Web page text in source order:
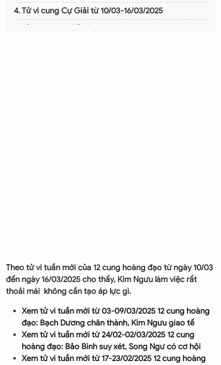
4. Tử vi cung Cự Giải từ 10/03-16/03/2025
Theo tử vi tuần mới của 12 cung hoàng đạo từ ngày 10/03
đến ngày 16/03/2025 cho thấy, Kim Ngưu làm việc rất
thoải mái không cần tạo áp lực gì.
Xem tử vi tuần mới từ 03-09/03/2025 12 cung hoàng
đạo: Bạch Dương chân thành, Kim Ngưu giao tế
Xem tử vi tuần mới từ 24/02-02/03/2025 12 cung
hoàng đạo: Bảo Bình suy xét, Song Ngư có cơ hội
Xem tử vi tuần mới từ 17-23/02/2025 12 cung hoàng